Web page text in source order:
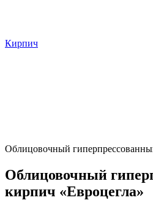
Кирпич
Облицовочный
Облицовочный
кирпич «Евроцегла»